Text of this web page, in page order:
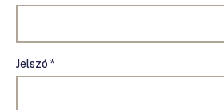
Jelszó *